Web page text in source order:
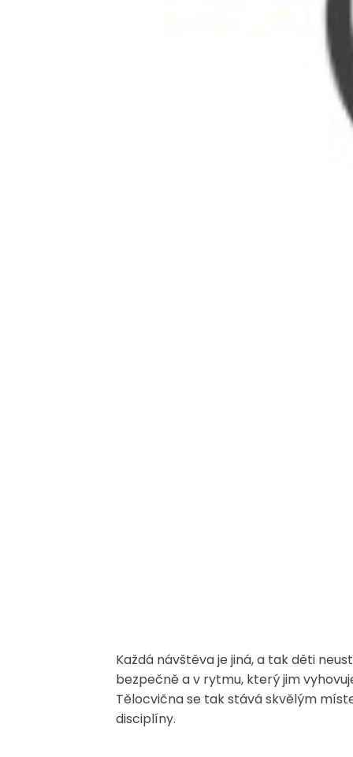
Každá návštěva je jiná, a tak děti
bezpečně a v rytmu, který jim
Tělocvična se tak stává skvělým
disciplíny.